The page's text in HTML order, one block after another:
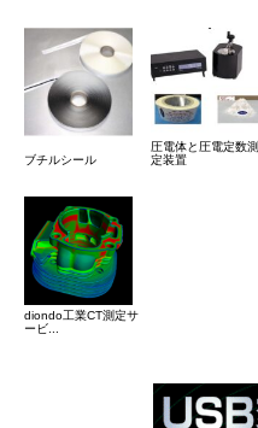
ブチルシール
圧電体と圧電定数測
定装置
diondo工業CT測定サ
ービ...